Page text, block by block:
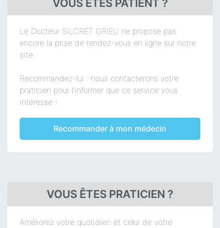
VOUS ÊTES PATIENT ?
Le Docteur SILCRET GRIEU ne propose pas
encore la prise de rendez-vous en ligne sur notre
site.
Recommandez-lui : nous contacterons votre
praticien pour l'informer que ce service vous
intéresse !
Recommander à mon médecin
VOUS ÊTES PRATICIEN ?
Améliorez votre quotidien et celui de votre